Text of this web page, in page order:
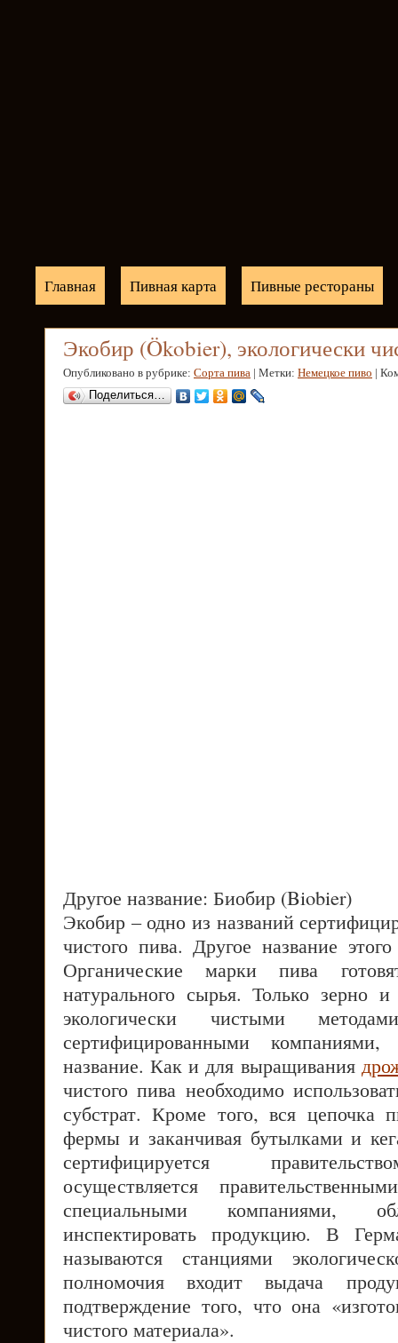
Главная Пивная карта Пивные рестораны
Экобир (Ökobier), экологически
Опубликовано в рубрике: Сорта пива | Метки: Немецкое пиво |
Поделиться…
Другое название: Биобир (Biobier)
Экобир – одно из названий
чистого пива. Другое название
Органические марки пива
натурального сырья. Только зерно
экологически чистыми
сертифицированными
название. Как и для выращивания
чистого пива необходимо
субстрат. Кроме того, вся цепочка
фермы и заканчивая бутылками и
сертифицируется
осуществляется
специальными компаниями,
инспектировать продукцию. В
называются станциями
полномочия входит выдача
подтверждение того, что она
чистого материала».